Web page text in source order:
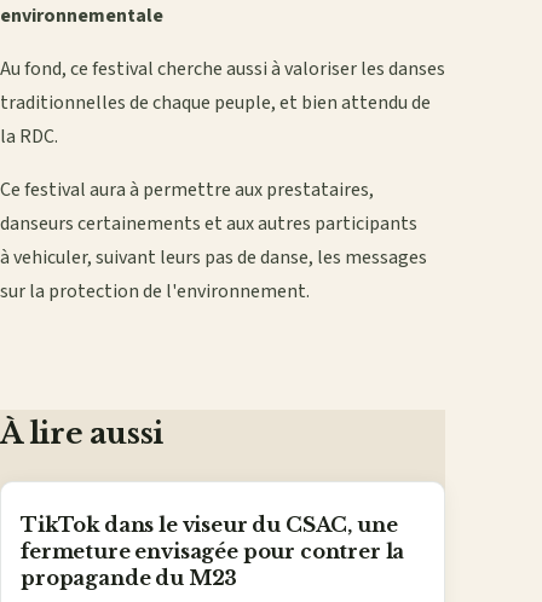
environnementale
Au fond, ce festival cherche aussi à valoriser les danses
traditionnelles de chaque peuple, et bien attendu de
la RDC.
Ce festival aura à permettre aux prestataires,
danseurs certainements et aux autres participants
à vehiculer, suivant leurs pas de danse, les messages
sur la protection de l'environnement.
À lire aussi
TikTok dans le viseur du CSAC, une
fermeture envisagée pour contrer la
propagande du M23